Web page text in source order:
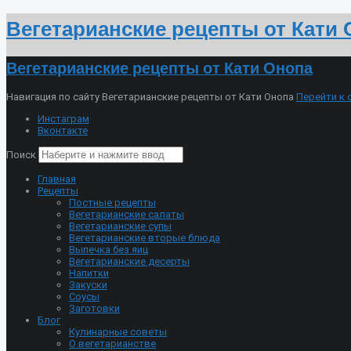
Вегетарианские рецепты от Кати
Вегетарианские рецепты от Кати Онопа
Навигация по сайту Вегетарианские рецепты от Кати Онопа Перейти к
Инстаграм
Вконтакте
Поиск
Главная
Рецепты
Постные рецепты
Вегетарианские салаты
Вегетарианские супы
Вегетарианские вторые блюда
Выпечка без яиц
Вегетарианские десерты
Напитки
Закуски
Соусы
Заготовки
Блог
Кулинарные советы
О вегетарианстве